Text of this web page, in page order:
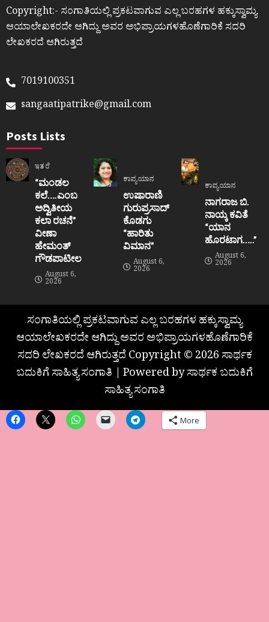
Copyright:- ಸಂಗಾತಿಯಲ್ಲಿ ಪ್ರಕಟವಾಗುವ ಎಲ್ಲ ಬರಹಗಳ ಹಕ್ಕುಸ್ವಾಮ್ಯ
ಆಯಾಲೇಖಕರದೇ ಆಗಿದ್ದು ಅವರ ಅಭಿಪ್ರಾಯಗಳಹೊಣೆಗಾರಿಕೆ ಸದರಿ
ಲೇಖಕರದೆ ಆಗಿರುತ್ತದೆ
7019100351
sangaatipatrike@gmail.com
Posts Lists
ಇತರೆ
“ಮಂಡಲ
ಕಲೆ….ಎಂಬ
ಅದ್ವಿತೀಯ
ಕಲಾ ರಚನೆ”‌
ವೀಣಾ
ಹೇಮಂತ್‌
ಗೌಡಪಾಟೀಲ
August 6,
2026
ಕಾವ್ಯಯಾನ
ಉಷಾರಾಣಿ
ಗುರುಪ್ರಸಾದ್
ಕೊಡಗು
“ಹಾರಿತು
ವಿಮಾನ”
August 6,
2026
ಕಾವ್ಯಯಾನ
ನಾಗರಾಜ ಬಿ.
ನಾಯ್ಕ ಕವಿತೆ
“ಯಾನ
ಹೊರಟಾಗ…..”
August 6,
2026
ಸಂಗಾತಿಯಲ್ಲಿ ಪ್ರಕಟವಾಗುವ ಎಲ್ಲ ಬರಹಗಳ ಹಕ್ಕುಸ್ವಾಮ್ಯ
ಆಯಾಲೇಖಕರದೇ ಆಗಿದ್ದು ಅವರ ಅಭಿಪ್ರಾಯಗಳಹೊಣೆಗಾರಿಕೆ
ಸದರಿ ಲೇಖಕರದೆ ಆಗಿರುತ್ತದೆ Copyright © 2026 ಸಾರ್ಥಕ
ಬದುಕಿಗೆ ಸಾಹಿತ್ಯ ಸಂಗಾತಿ | Powered by ಸಾರ್ಥಕ ಬದುಕಿಗೆ
ಸಾಹಿತ್ಯ ಸಂಗಾತಿ
More